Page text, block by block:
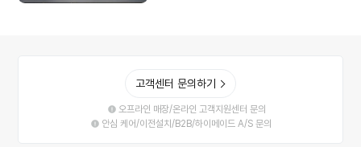
고객센터 문의하기
오프라인 매장/온라인 고객지원센터 문의
안심 케어/이전설치/B2B/하이메이드 A/S 문의